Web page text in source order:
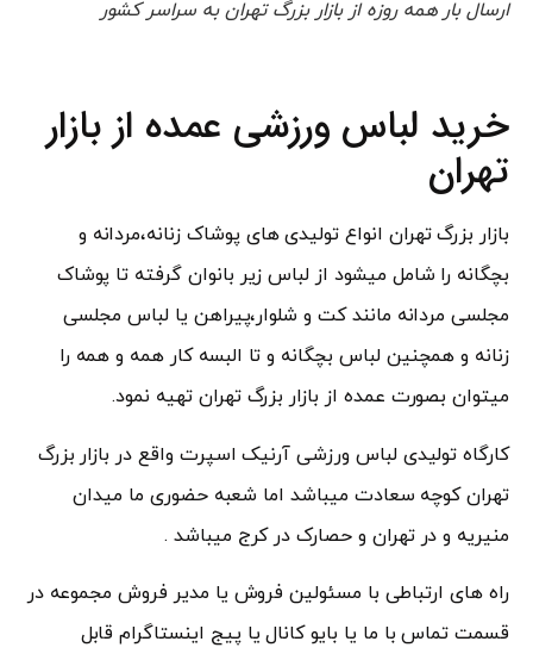
ارسال بار همه روزه از بازار بزرگ تهران به سراسر کشور
خرید لباس ورزشی عمده از بازار
تهران
بازار بزرگ تهران انواع تولیدی های پوشاک زنانه،مردانه و
بچگانه را شامل میشود از لباس زیر بانوان گرفته تا پوشاک
مجلسی مردانه مانند کت و شلوار،پیراهن یا لباس مجلسی
زنانه و همچنین لباس بچگانه و تا البسه کار همه و همه را
میتوان بصورت عمده از بازار بزرگ تهران تهیه نمود.
کارگاه تولیدی لباس ورزشی آرنیک اسپرت واقع در بازار بزرگ
تهران کوچه سعادت میباشد اما شعبه حضوری ما میدان
منیریه و در تهران و حصارک در کرج میباشد .
راه های ارتباطی با مسئولین فروش یا مدیر فروش مجموعه در
قسمت تماس با ما یا بایو کانال یا پیج اینستاگرام قابل